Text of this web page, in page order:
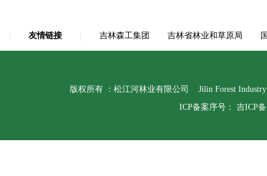
友情链接 吉林森工集团 吉林省林业和草原局
版权所有 ：松江河林业有限公司 Jilin Forest
ICP备案序号： 吉ICP